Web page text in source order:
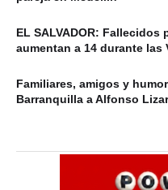
EL SALVADOR:
aumentan a 14 durante las
Familiares, amigos y
Barranquilla a Alfonso